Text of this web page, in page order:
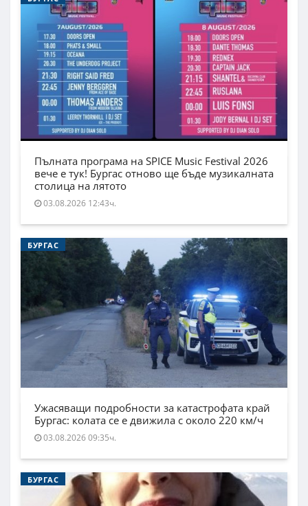
Пълната програма на SPICE Music Festival 2026
вече е тук! Бургас отново ще бъде музикалната
столица на лятото
03.08.2026 12:43ч.
БУРГАС
Ужасяващи подробности за катастрофата край
Бургас: колата се е движила с около 220 км/ч
03.08.2026 09:35ч.
БУРГАС